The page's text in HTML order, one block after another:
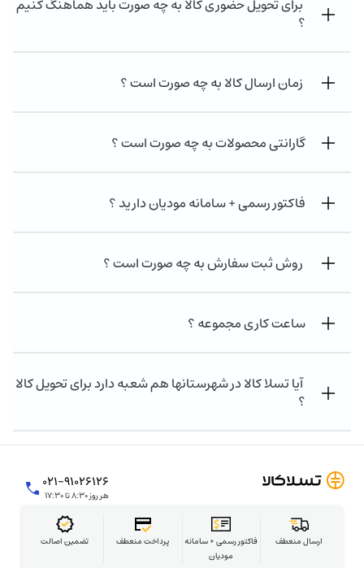
برای تحویل حضوری کالا به چه صورت باید هماهنگ کنیم
؟
زمان ارسال کالا به چه صورت است ؟
گارانتی محصولات به چه صورت است ؟
فاکتور رسمی + سامانه مودیان دارید ؟
روش ثبت سفارش به چه صورت است ؟
ساعت کاری مجموعه ؟
آیا تسلا کالا در شهرستانها هم شعبه دارد برای تحویل کالا
؟
۰۲۱-۹۱۰۲۶۱۲۶
هر روز ۸:۳۰ تا ۱۷:۳۰
تضمین اصالت پرداخت منعطف
فاکتور رسمی + سامانه
مودیان
ارسال منعطف